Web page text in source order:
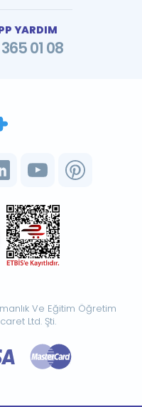
YARDIM
01 08
Ve Eğitim Öğretim
Ltd. Şti.